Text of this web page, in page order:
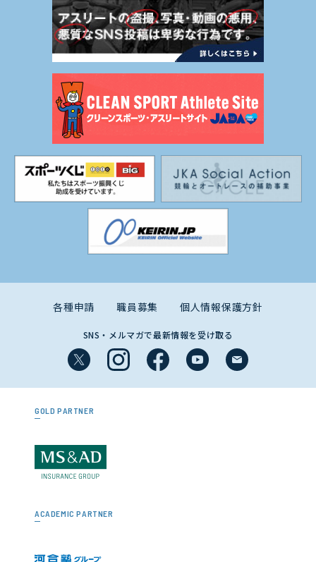
各種申請 職員募集 個人情報保護方針
SNS・メルマガで最新情報を受け取る
GOLD PARTNER
ACADEMIC PARTNER